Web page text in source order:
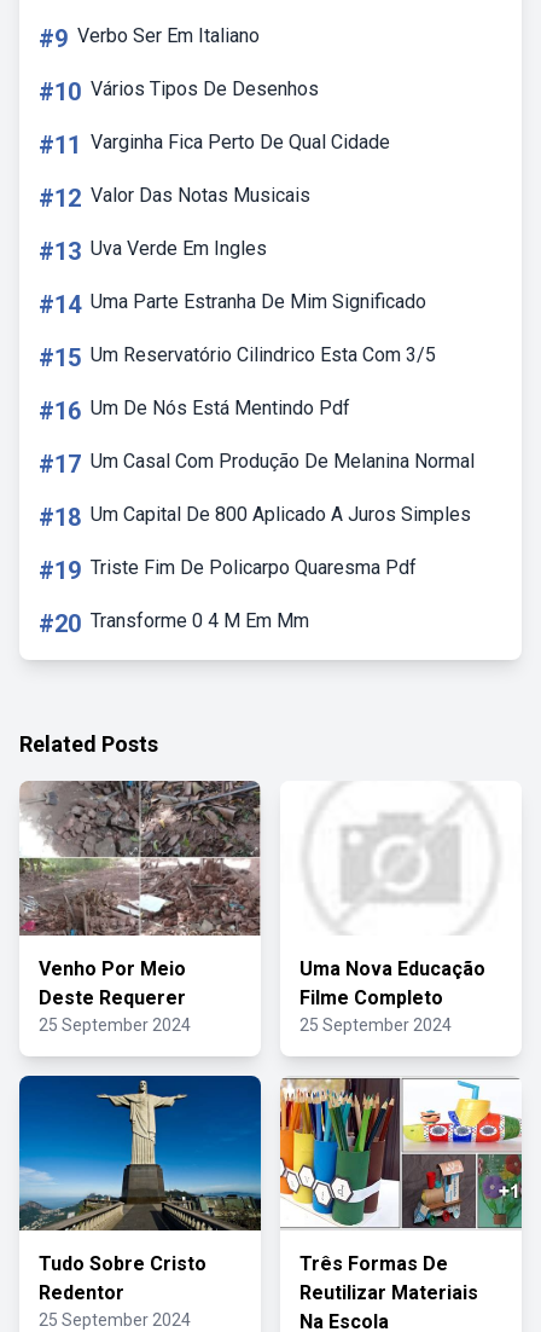
#9 Verbo Ser Em Italiano
#10 Vários Tipos De Desenhos
#11 Varginha Fica Perto De Qual Cidade
#12 Valor Das Notas Musicais
#13 Uva Verde Em Ingles
#14 Uma Parte Estranha De Mim Significado
#15 Um Reservatório Cilindrico Esta Com 3/5
#16 Um De Nós Está Mentindo Pdf
#17 Um Casal Com Produção De Melanina Normal
#18 Um Capital De 800 Aplicado A Juros Simples
#19 Triste Fim De Policarpo Quaresma Pdf
#20 Transforme 0 4 M Em Mm
Related Posts
Venho Por Meio
Deste Requerer
25 September 2024
Uma Nova Educação
Filme Completo
25 September 2024
Tudo Sobre Cristo
Redentor
25 September 2024
Três Formas De
Reutilizar Materiais
Na Escola